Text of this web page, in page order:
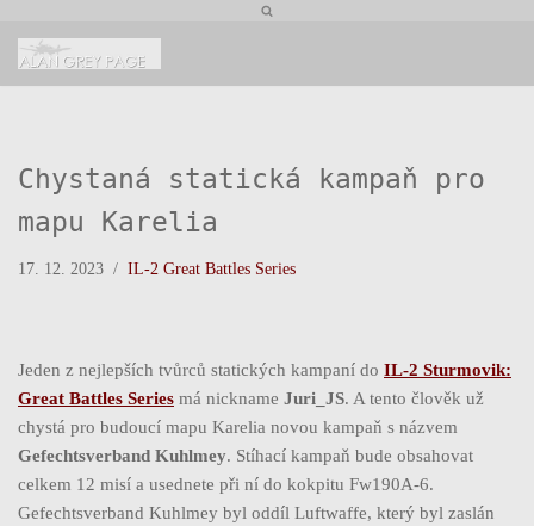
Přeskočit
Chystaná statická kampaň pro
mapu Karelia
17. 12. 2023 IL-2 Great Battles Series
Jeden z nejlepších tvůrců statických kampaní do IL-2 Sturmovik:
Great Battles Series má nickname Juri_JS. A tento člověk už
chystá pro budoucí mapu Karelia novou kampaň s názvem
Gefechtsverband Kuhlmey. Stíhací kampaň bude obsahovat
celkem 12 misí a usednete při ní do kokpitu Fw190A-6.
Gefechtsverband Kuhlmey byl oddíl Luftwaffe, který byl zaslán